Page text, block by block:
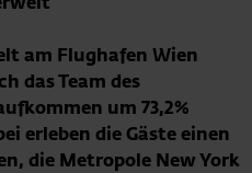
am Flughafen Wien
das Team des
um 73,2%
erleben die Gäste einen
die Metropole New York